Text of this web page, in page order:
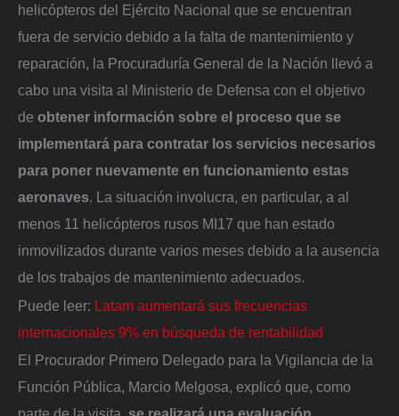
helicópteros del Ejército Nacional que se encuentran
fuera de servicio debido a la falta de mantenimiento y
reparación, la Procuraduría General de la Nación llevó a
cabo una visita al Ministerio de Defensa con el objetivo
de obtener información sobre el proceso que se
implementará para contratar los servicios necesarios
para poner nuevamente en funcionamiento estas
aeronaves. La situación involucra, en particular, a al
menos 11 helicópteros rusos MI17 que han estado
inmovilizados durante varios meses debido a la ausencia
de los trabajos de mantenimiento adecuados.
Puede leer: Latam aumentará sus frecuencias
internacionales 9% en búsqueda de rentabilidad
El Procurador Primero Delegado para la Vigilancia de la
Función Pública, Marcio Melgosa, explicó que, como